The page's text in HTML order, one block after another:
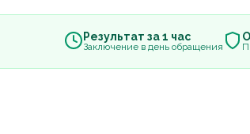
Результат за 1 час
Заключение в день обращения